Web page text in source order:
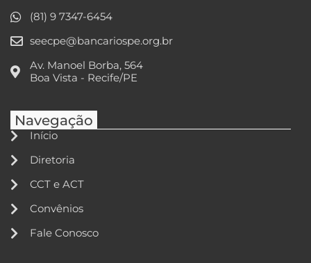
(81) 9 7347-6454
seecpe@bancariospe.org.br
Av. Manoel Borba, 564
Boa Vista - Recife/PE
Navegação
Início
Diretoria
CCT e ACT
Convênios
Fale Conosco